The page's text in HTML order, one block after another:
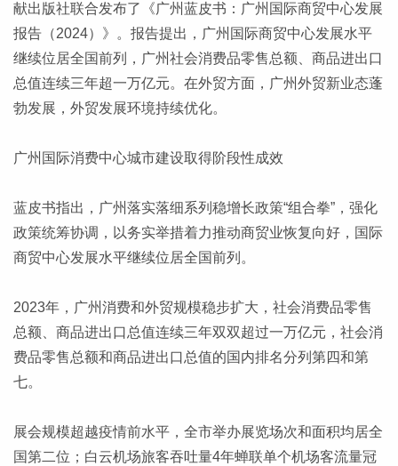
献出版社联合发布了《广州蓝皮书：广州国际商贸中心发展
报告（2024）》。报告提出，广州国际商贸中心发展水平
继续位居全国前列，广州社会消费品零售总额、商品进出口
总值连续三年超一万亿元。在外贸方面，广州外贸新业态蓬
勃发展，外贸发展环境持续优化。
广州国际消费中心城市建设取得阶段性成效
蓝皮书指出，广州落实落细系列稳增长政策“组合拳”，强化
政策统筹协调，以务实举措着力推动商贸业恢复向好，国际
商贸中心发展水平继续位居全国前列。
2023年，广州消费和外贸规模稳步扩大，社会消费品零售
总额、商品进出口总值连续三年双双超过一万亿元，社会消
费品零售总额和商品进出口总值的国内排名分列第四和第
七。
展会规模超越疫情前水平，全市举办展览场次和面积均居全
国第二位；白云机场旅客吞吐量4年蝉联单个机场客流量冠